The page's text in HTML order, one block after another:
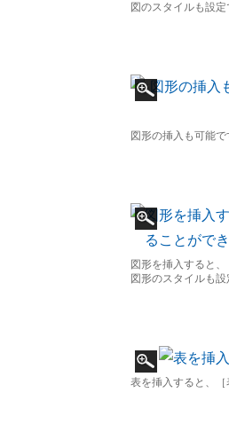
図のスタイルも設定
図形の挿入も可能
図形を挿入すると
図形のスタイルも
表を挿入すると、